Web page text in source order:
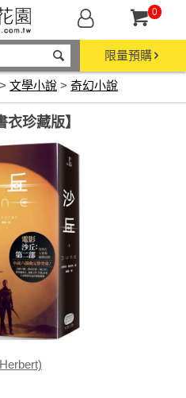
0
限量預購
> 文學小說 > 奇幻小說
珍藏版】